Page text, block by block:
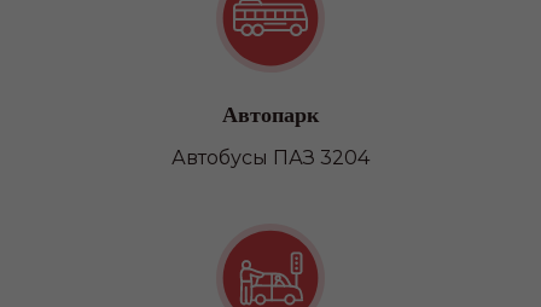
Автопарк
Автобусы ПАЗ 3204